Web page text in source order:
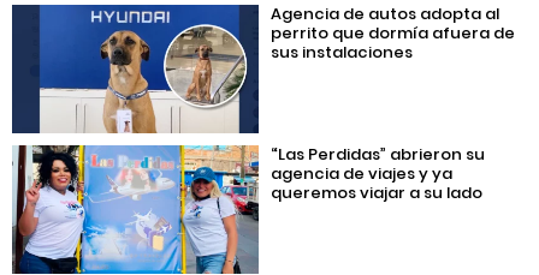
Agencia de autos adopta al
perrito que dormía afuera de
sus instalaciones
“Las Perdidas” abrieron su
agencia de viajes y ya
queremos viajar a su lado